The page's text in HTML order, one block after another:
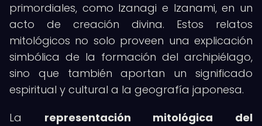
primordiales, como Izanagi e Izanami, en un
acto de creación divina. Estos relatos
mitológicos no solo proveen una explicación
simbólica de la formación del archipiélago,
sino que también aportan un significado
espiritual y cultural a la geografía japonesa.
La representación mitológica del